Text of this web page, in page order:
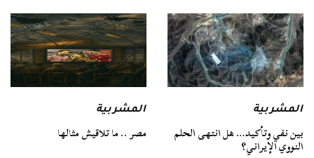
المشربية
بين نفي وتأكيد… هل انتهى الحلم
النووي الإيراني؟
المشربية
مصر .. ما تلاقيش مثالها